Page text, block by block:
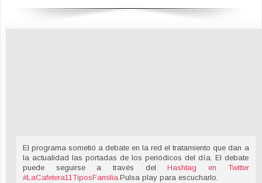
El programa sometió a debate en la red el tratamiento que dan a
la actualidad las portadas de los periódicos del día. El debate
puede seguirse a través delHashtag en Twitter
#LaCafetera11TiposFamilia.Pulsa play para escucharlo.